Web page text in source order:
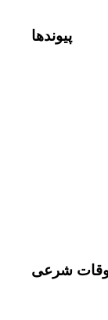
پیوندها
شرعی